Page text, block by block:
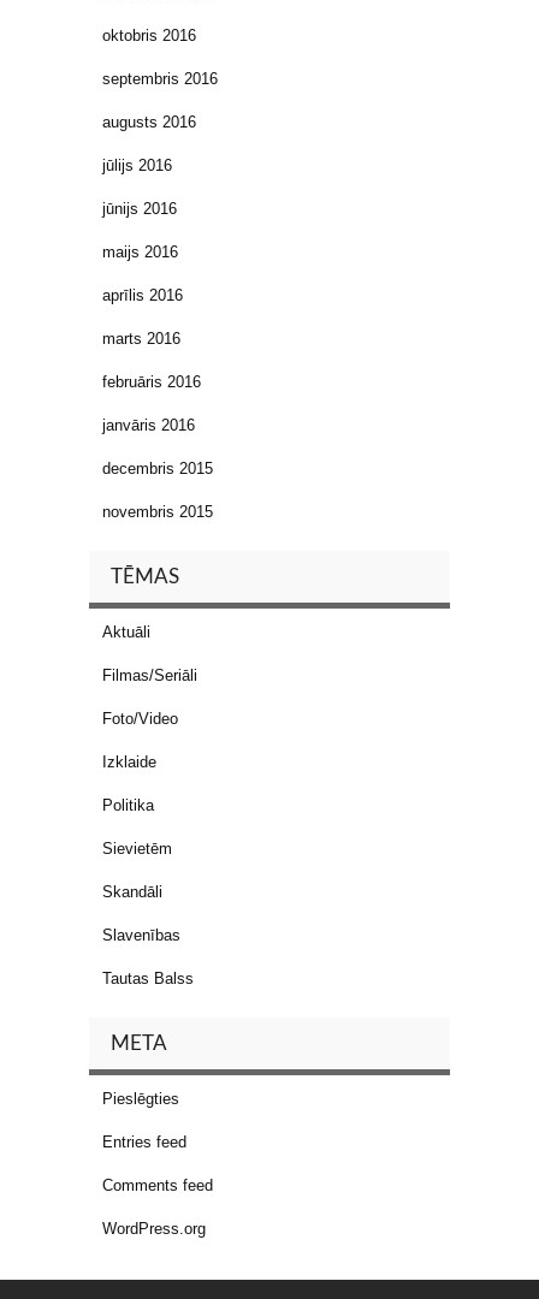
oktobris 2016
septembris 2016
augusts 2016
jūlijs 2016
jūnijs 2016
maijs 2016
aprīlis 2016
marts 2016
februāris 2016
janvāris 2016
decembris 2015
novembris 2015
TĒMAS
Aktuāli
Filmas/Seriāli
Foto/Video
Izklaide
Politika
Sievietēm
Skandāli
Slavenības
Tautas Balss
META
Pieslēgties
Entries feed
Comments feed
WordPress.org